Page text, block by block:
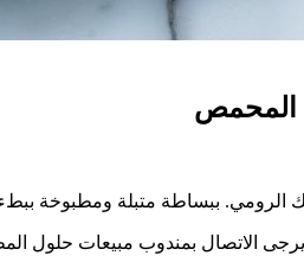
المحمص
الرومي. ببساطة متبلة ومطبوخة
يرجى الاتصال بمندوب مبيعات حلول